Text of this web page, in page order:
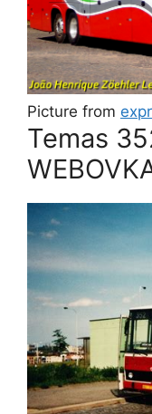
Picture from
Temas